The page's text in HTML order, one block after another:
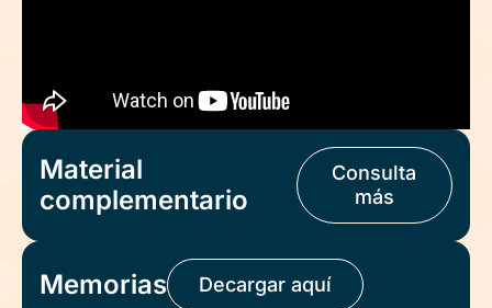
Material
complementario
Consulta
más
Memorias Decargar aquí